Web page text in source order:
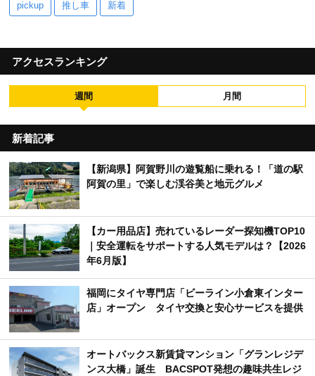
pickup 推し車 新着
アクセスランキング
週間 月間
新着記事
【新潟県】阿賀野川の遊覧船に乗れる！「道の駅
阿賀の里」で楽しむ渓谷美と地元グルメ
【カー用品店】売れているレーダー探知機TOP10
｜安全運転をサポートする人気モデルは？【2026
年6月版】
福岡にタイヤ専門店「ビーライン小倉東インター
店」オープン タイヤ交換と安心サービスを提供
オートバックス新賃貸マンション「グランレジデ
ンス大橋」誕生 BACSPOT発想の趣味共生レジ